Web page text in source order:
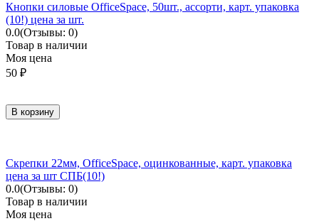
Кнопки силовые OfficeSpace, 50шт., ассорти, карт. упаковка
(10!) цена за шт.
0.0(Отзывы: 0)
Товар в наличии
Моя цена
50 ₽
В корзину
Скрепки 22мм, OfficeSpace, оцинкованные, карт. упаковка
цена за шт СПБ(10!)
0.0(Отзывы: 0)
Товар в наличии
Моя цена